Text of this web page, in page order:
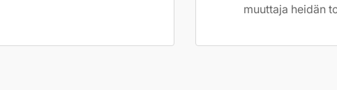
muuttaja heidän